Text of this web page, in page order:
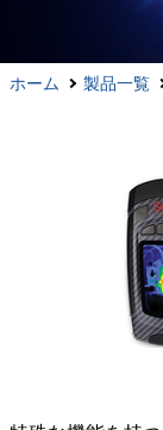
ホーム 製品一覧